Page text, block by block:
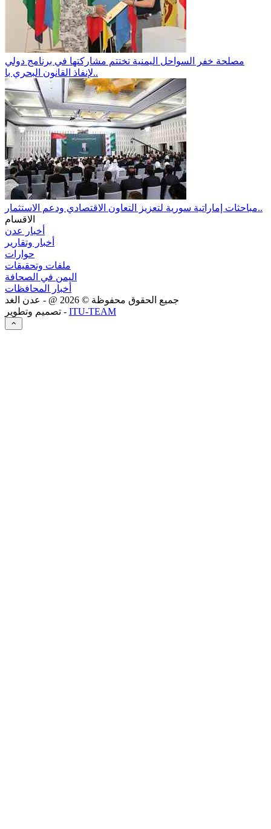
مصلحة خفر السواحل اليمنية تختتم مشاركتها في برنامج دولي
لإنفاذ القانون البحري با..
مباحثات إماراتية سورية لتعزيز التعاون الاقتصادي ودعم الاستثمار..
الاقسام
أخبار عدن
أخبار وتقارير
حوارات
ملفات وتحقيقات
اليمن في الصحافة
أخبار المحافظات
جميع الحقوق محفوظة © 2026 @ - عدن الغد
تصميم وتطوير - ITU-TEAM